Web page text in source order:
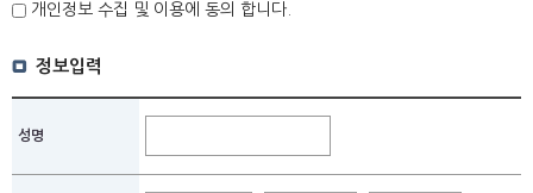
4. 귀하는 개인정보 수집 및 이용 동의에 대한 거부 권리가 있으나, 개인정보 수집 및
개인정보 수집 및 이용에 동의 합니다.
정보입력
성명